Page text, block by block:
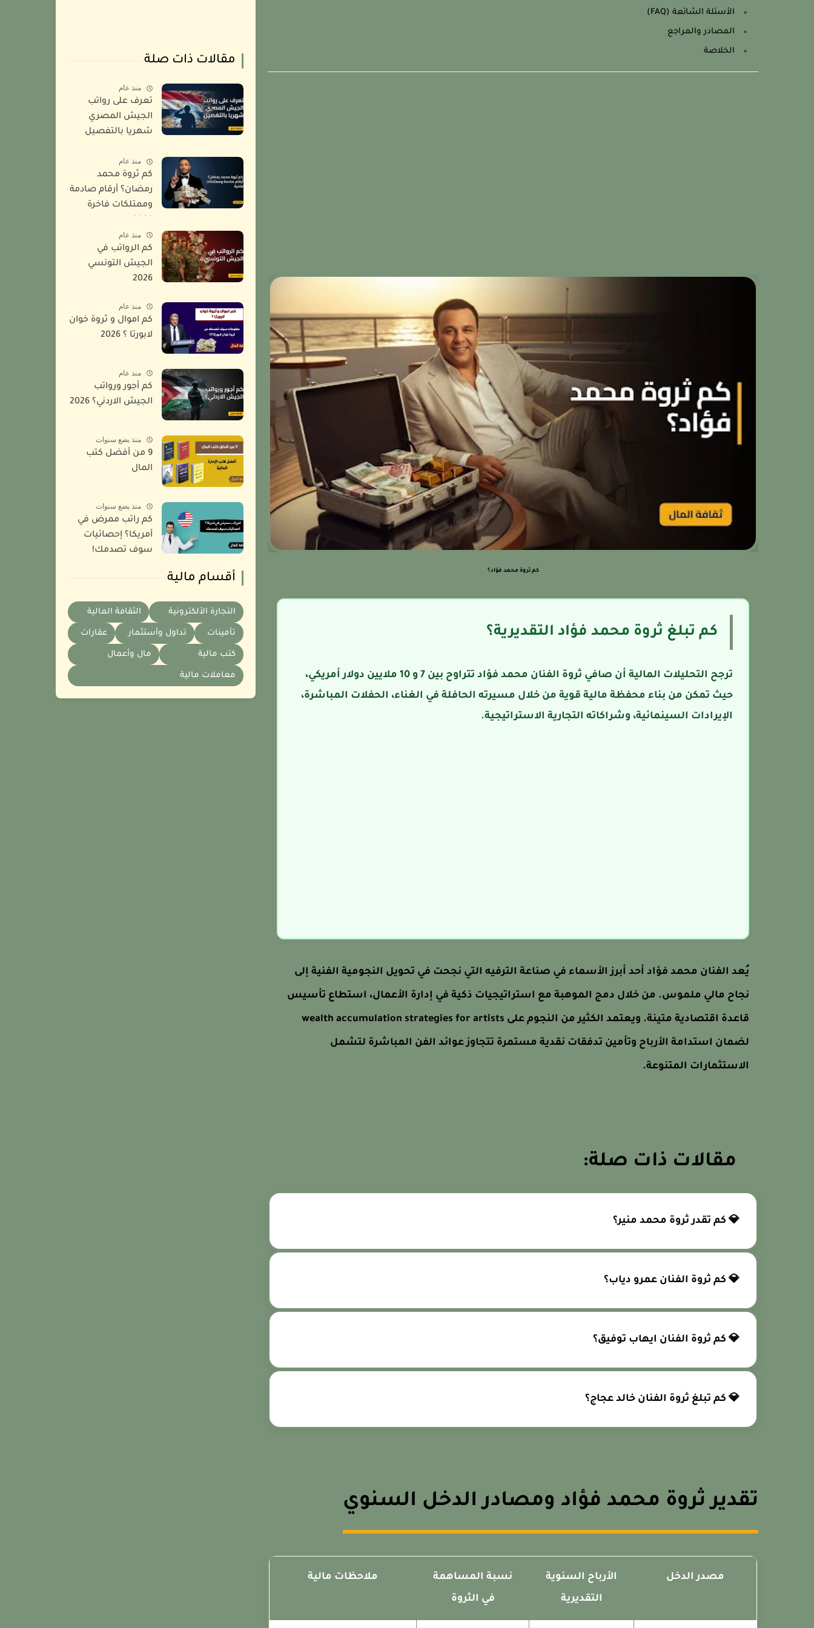
الأسئلة الشائعة (FAQ)
المصادر والمراجع
الخلاصة
كم ثروة محمد فؤاد؟
كم تبلغ ثروة محمد فؤاد التقديرية؟
ترجح التحليلات المالية أن صافي ثروة الفنان محمد فؤاد تتراوح بين 7 و 10 ملايين دولار أمريكي،
حيث تمكن من بناء محفظة مالية قوية من خلال مسيرته الحافلة في الغناء، الحفلات المباشرة،
الإيرادات السينمائية، وشراكاته التجارية الاستراتيجية.
يُعد الفنان محمد فؤاد أحد أبرز الأسماء في صناعة الترفيه التي نجحت في تحويل النجومية الفنية إلى
نجاح مالي ملموس. من خلال دمج الموهبة مع استراتيجيات ذكية في إدارة الأعمال، استطاع تأسيس
قاعدة اقتصادية متينة. ويعتمد الكثير من النجوم على wealth accumulation strategies for artists
لضمان استدامة الأرباح وتأمين تدفقات نقدية مستمرة تتجاوز عوائد الفن المباشرة لتشمل
الاستثمارات المتنوعة.
مقالات ذات صلة:
💎 كم تقدر ثروة محمد منير؟
💎 كم ثروة الفنان عمرو دياب؟
💎 كم ثروة الفنان ايهاب توفيق؟
💎 كم تبلغ ثروة الفنان خالد عجاج؟
تقدير ثروة محمد فؤاد ومصادر الدخل السنوي
مصدر الدخل
الأرباح السنوية
التقديرية
نسبة المساهمة
في الثروة
ملاحظات مالية
مقالات ذات صلة
منذ عام
تعرف على رواتب
الجيش المصري
شهريا بالتفصيل
منذ عام
كم ثروة محمد
رمضان؟ أرقام صادمة
وممتلكات فاخرة
منذ عام
كم الرواتب في
الجيش التونسي
2026
منذ عام
كم اموال و ثروة خوان
لابورتا ؟ 2026
منذ عام
كم أجور ورواتب
الجيش الاردني؟ 2026
منذ بضع سنوات
9 من أفضل كتب
المال
منذ بضع سنوات
كم راتب ممرض في
أمريكا؟ إحصائيات
سوف تصدمك!
أقسام مالية
التجارة الألكترونية الثقافة المالية
تأمينات تداول وأستثمار عقارات
كتب مالية مال وأعمال
معاملات مالية